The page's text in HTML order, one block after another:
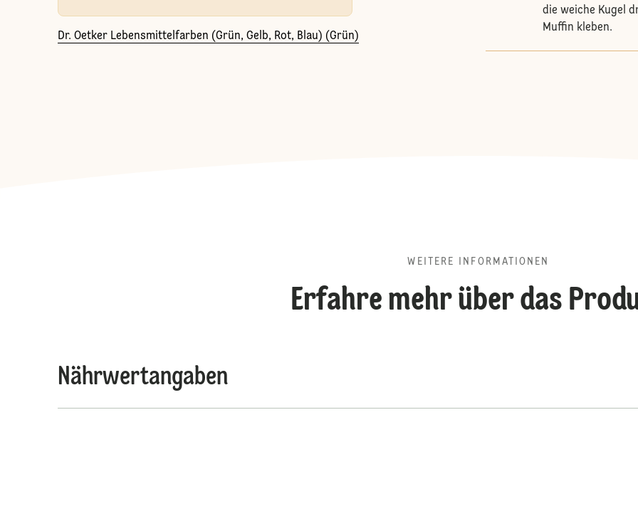
Dr. Oetker Lebensmittelfarben (Grün, Gelb, Rot, Blau) (Grün)
die weiche Kugel
Muffin kleben.
WEITERE INFORMATIONEN
Erfahre mehr über das
Nährwertangaben